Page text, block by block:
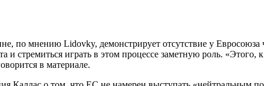
по мнению Lidovky, демонстрирует отсутствие у Евросоюза
и стремиться играть в этом процессе заметную роль.
в материале.